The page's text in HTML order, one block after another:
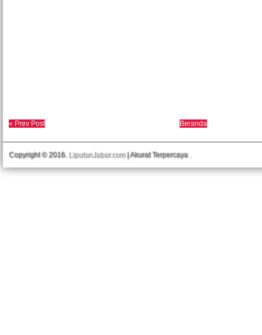
« Prev Post Beranda
Copyright © 2016. LiputanJabar.com| Akurat Terpercaya